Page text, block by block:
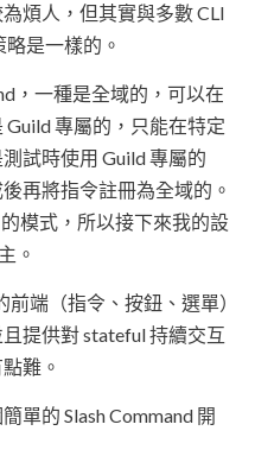
煩人，但其實與多數 CLI
略是一樣的。
，一種是全域的，可以在
專屬的，只能在特定
試時使用 Guild 專屬的
再將指令註冊為全域的。
模式，所以接下來我的設
。
前端（指令、按鈕、選單）
提供對 stateful 持續交互
難。
單的 Slash Command 開